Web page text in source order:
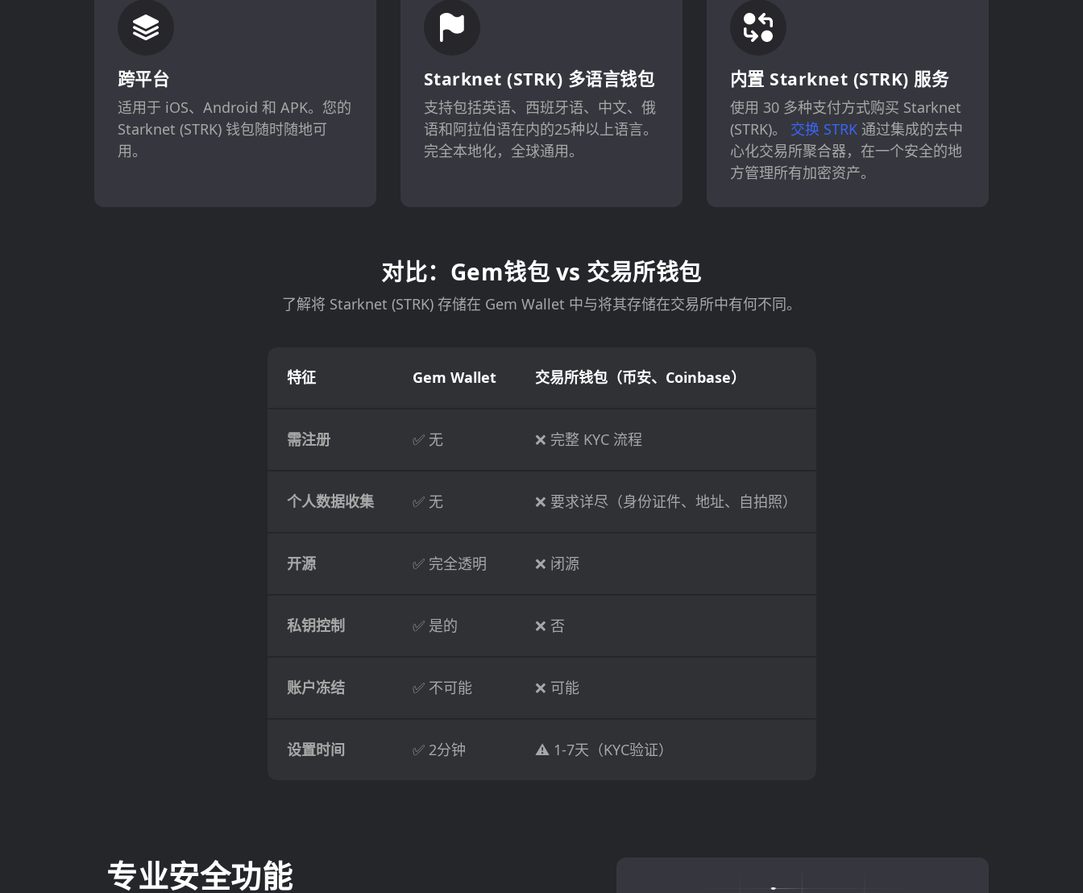
跨平台
适用于 iOS、Android 和 APK。您的
Starknet (STRK) 钱包随时随地可
用。
Starknet (STRK) 多语言钱包
支持包括英语、西班牙语、中文、俄
语和阿拉伯语在内的25种以上语言。
完全本地化，全球通用。
内置 Starknet (STRK) 服务
使用 30 多种支付方式购买 Starknet
(STRK)。 交换 STRK通过集成的去中
心化交易所聚合器，在一个安全的地
方管理所有加密资产。
对比：Gem钱包 vs 交易所钱包
了解将 Starknet (STRK) 存储在 Gem Wallet 中与将其存储在交易所中有何不同。
特征 Gem Wallet 交易所钱包（币安、Coinbase）
需注册 ✅ 无 ❌ 完整 KYC 流程
个人数据收集 ✅ 无 ❌ 要求详尽（身份证件、地址、自拍照）
开源 ✅ 完全透明 ❌ 闭源
私钥控制 ✅ 是的 ❌ 否
账户冻结 ✅ 不可能 ❌ 可能
设置时间 ✅ 2分钟 ⚠️ 1-7天（KYC验证）
专业安全功能